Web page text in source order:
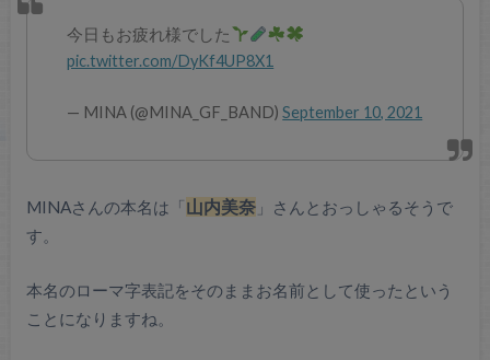
今日もお疲れ様でした
pic.twitter.com/DyKf4UP8X1
— MINA (@MINA_GF_BAND)September 10, 2021
MINAさんの本名は「山内美奈」さんとおっしゃるそうで
す。
本名のローマ字表記をそのままお名前として使ったという
ことになりますね。